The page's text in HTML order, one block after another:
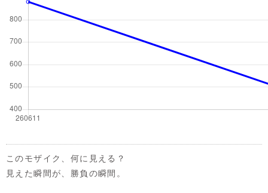
このモザイク、何に見える？
見えた瞬間が、勝負の瞬間。